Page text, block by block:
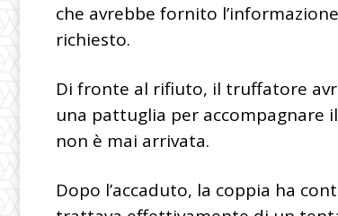
che avrebbe fornito
richiesto.
Di fronte al rifiuto, il truffatore
una pattuglia per accompagnare
non è mai arrivata.
Dopo l’accaduto, la coppia ha